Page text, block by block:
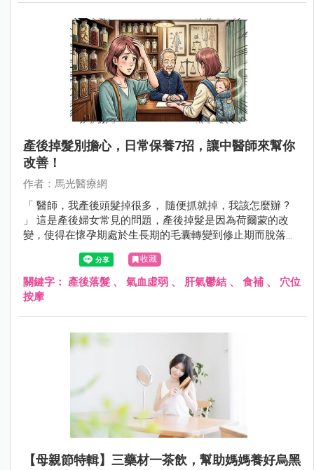
產後掉髮別擔心，日常保養7招，讓中醫師來幫你
改善！
作者：馬光醫療網
「 醫師，我產後頭髮掉很多， 隨便抓就掉，我該怎麼辦 ?
」 這是產後婦女常見的問題，產後掉髮是因為荷爾蒙的改
變，使得在懷孕期處於生長期的毛囊轉變到修止期而脫落，
通常在產後3到6個月開始，半年後會慢慢恢復，此外情緒壓
力、身心疲勞、氣血虛弱等情形會加劇產後掉髮的情況，如
果產後掉髮持續超過一年或掉髮嚴重 ，就應該尋求中醫師幫
忙調理。
收藏
關鍵字： 產後落髮 、 氣血虛弱 、 肝氣鬱結 、 食補 、 穴位
按摩
【母親節特輯】三藥材一茶飲，幫助媽媽養好烏黑